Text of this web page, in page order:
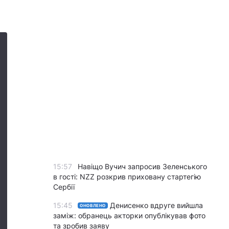
15:57
Навіщо Вучич запросив Зеленського
в гості: NZZ розкрив приховану стартегію
Сербії
15:45 ОНОВЛЕНО
Денисенко вдруге вийшла
заміж: обранець акторки опублікував фото
та зробив заяву